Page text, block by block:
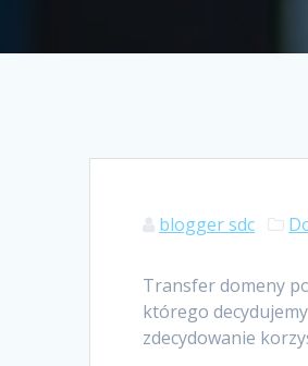
blogger sdc
Transfer domeny
którego
zdecydowanie